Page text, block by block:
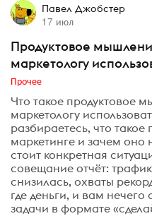
Павел Джобстер
17 июл
Продуктовое
маркетологу
Прочее
Что такое продуктовое
маркетологу
разбираетесь, что
маркетинге и зачем оно
стоит конкретная
совещание отчёт:
снизилась, охваты
где деньги, и вам нечего
задачи в формате